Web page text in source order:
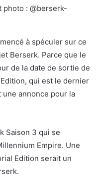
photo : @berserk-
à spéculer sur ce
Berserk. Parce que le
de la date de sortie de
qui est le dernier
annonce pour la
Saison 3 qui se
Empire. Une
Edition serait un